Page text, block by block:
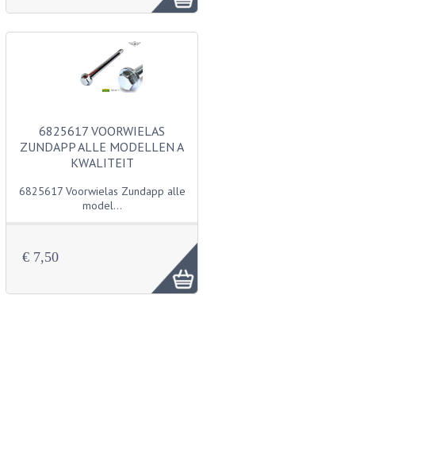
6825617 VOORWIELAS
ZUNDAPP ALLE MODELLEN A
KWALITEIT
6825617 Voorwielas Zundapp alle
model...
€ 7,50